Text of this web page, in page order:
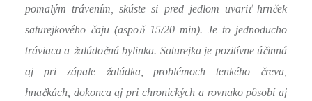
pomalým trávením, skúste si pred jedlom uvariťhrnček
saturejkového čaju (aspoň15/20 min). Je to jednoducho
tráviaca a žalúdočná bylinka. Saturejka je pozitívne účinná
aj pri zápale žalúdka, problémoch tenkého čreva,
hnačkách, dokonca aj pri chronických a rovnako pôsobí aj